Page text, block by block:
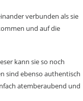
verbunden als sie
und auf die
kann sie so noch
sind ebenso authentisch
atemberaubend und